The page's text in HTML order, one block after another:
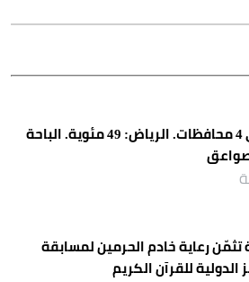
مكة: رياح في 4 محافظات. الرياض: 49 مئوية. الباحة
تثمّن رعاية خادم الحرمين لمسابقة
الدولية للقرآن الكريم